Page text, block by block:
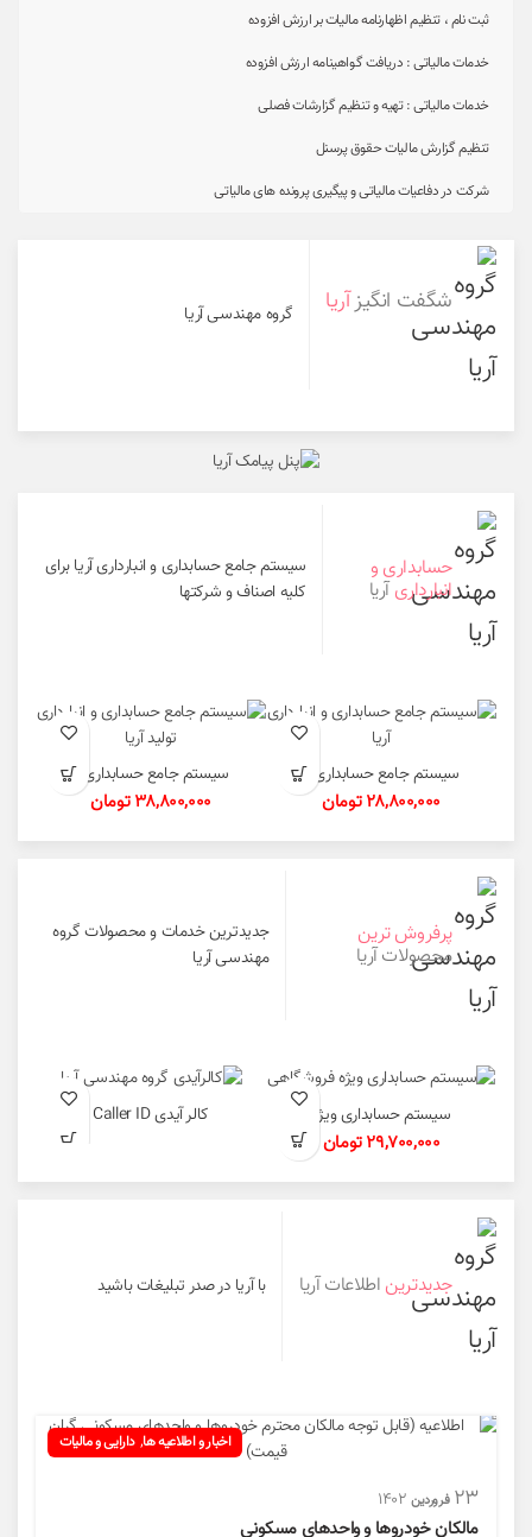
ثبت نام ، تنظیم اظهارنامه مالیات بر ارزش افزوده
خدمات مالیاتی : دریافت گواهینامه ارزش افزوده
خدمات مالیاتی : تهیه و تنظیم گزارشات فصلی
تنظیم گزارش مالیات حقوق پرسنل
شرکت در دفاعیات مالیاتی و پیگیری پرونده های مالیاتی
شگفت انگیزآریا گروه مهندسی آریا
حسابداری و
انبارداریآریا
سیستم جامع حسابداری و انبارداری آریا برای
کلیه اصناف و شرکتها
سیستم جامع حسابداری و
انبارداری آریا
28,800,000 تومان
سیستم جامع حسابداری و
انبارداری تولید آریا
38,800,000 تومان
پرفروش ترین
محصولات آریا
جدیدترین خدمات و محصولات گروه
مهندسی آریا
سیستم حسابداری ویژه
فروشگاهی
29,700,000تومان
کالر آیدی Caller ID
جدیدترین اطلاعات آریا با آریا در صدر تبلیغات باشید
اخبار و اطلاعیه ها, دارایی و مالیات
۲۳ فروردین ۱۴۰۲
مالکان خودروها و واحدهای مسکونی